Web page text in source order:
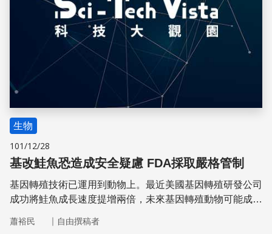
生物
101/12/28
基改鮭魚恐造成安全疑慮 FDA採取嚴格管制
基因轉殖技術已運用到動物上。最近美國基因轉殖研發公司
成功將鮭魚成長速度提增兩倍，未來基因轉殖動物可能成為
控管及評估
蕭裕民 ｜ 自由撰稿者